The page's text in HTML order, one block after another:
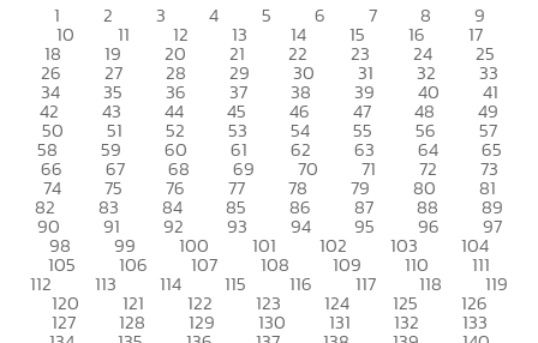
1 2 3 4 5 6 7 8 9
10 11 12 13 14 15 16 17
18 19 20 21 22 23 24 25
26 27 28 29 30 31 32 33
34 35 36 37 38 39 40 41
42 43 44 45 46 47 48 49
50 51 52 53 54 55 56 57
58 59 60 61 62 63 64 65
66 67 68 69 70 71 72 73
74 75 76 77 78 79 80 81
82 83 84 85 86 87 88 89
90 91 92 93 94 95 96 97
98 99 100 101 102 103 104
105 106 107 108 109 110 111
112 113 114 115 116 117 118 119
120 121 122 123 124 125 126
127 128 129 130 131 132 133